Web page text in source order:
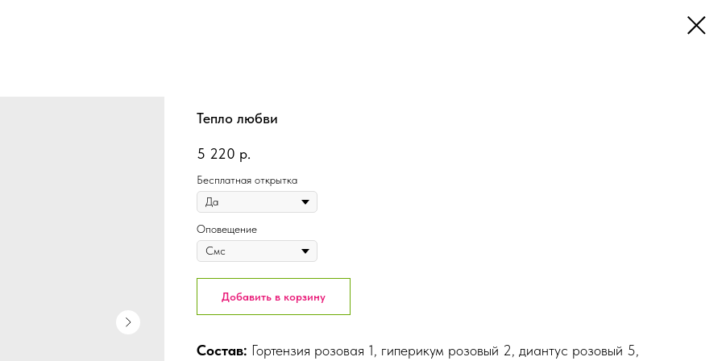
Тепло любви
5 220 р.
Бесплатная открытка
Оповещение
Добавить в корзину
Состав: Гортензия розовая 1, гиперикум розовый 2, диантус розовый 5,